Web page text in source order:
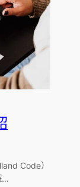
Code）
…